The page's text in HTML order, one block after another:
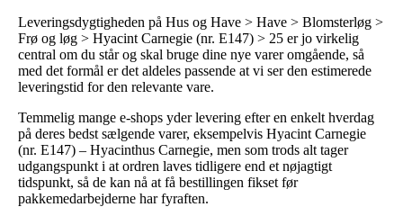
Leveringsdygtigheden på Hus og Have > Have > Blomsterløg >
Frø og løg > Hyacint Carnegie (nr. E147) > 25 er jo virkelig
central om du står og skal bruge dine nye varer omgående, så
med det formål er det aldeles passende at vi ser den estimerede
leveringstid for den relevante vare.
Temmelig mange e-shops yder levering efter en enkelt hverdag
på deres bedst sælgende varer, eksempelvis Hyacint Carnegie
(nr. E147) – Hyacinthus Carnegie, men som trods alt tager
udgangspunkt i at ordren laves tidligere end et nøjagtigt
tidspunkt, så de kan nå at få bestillingen fikset før
pakkemedarbejderne har fyraften.